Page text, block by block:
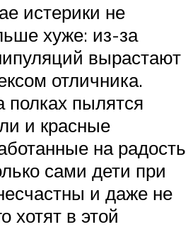
истерики не
хуже: из-за
вырастают
отличника.
полках пылятся
и красные
на радость
сами дети при
и даже не
хотят в этой